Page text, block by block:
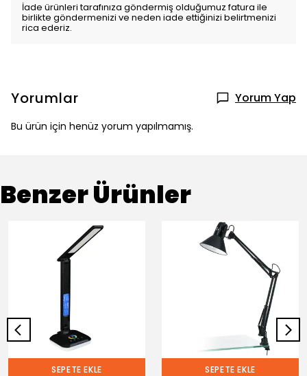
İade ürünleri tarafınıza göndermiş olduğumuz fatura ile
birlikte göndermenizi ve neden iade ettiğinizi belirtmenizi
rica ederiz.
Yorumlar Yorum Yap
Bu ürün için henüz yorum yapılmamış.
Benzer Ürünler
SEPETE EKLE SEPETE EKLE